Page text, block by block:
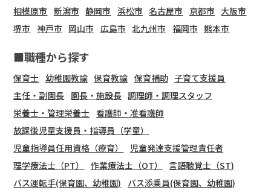
相模原市 新潟市 静岡市 浜松市 名古屋市 京都市 大阪市
堺市 神戸市 岡山市 広島市 北九州市 福岡市 熊本市
■職種から探す
保育士 幼稚園教諭 保育教諭 保育補助 子育て支援員
主任・副園長 園長・施設長 調理師・調理スタッフ
栄養士・管理栄養士 看護師・准看護師
放課後児童支援員・指導員（学童）
児童指導員任用資格（療育）
児童発達支援管理責任者
理学療法士（PT）
作業療法士（OT）
言語聴覚士（ST)
バス運転手(保育園、幼稚園)
バス添乗員(保育園、幼稚園)